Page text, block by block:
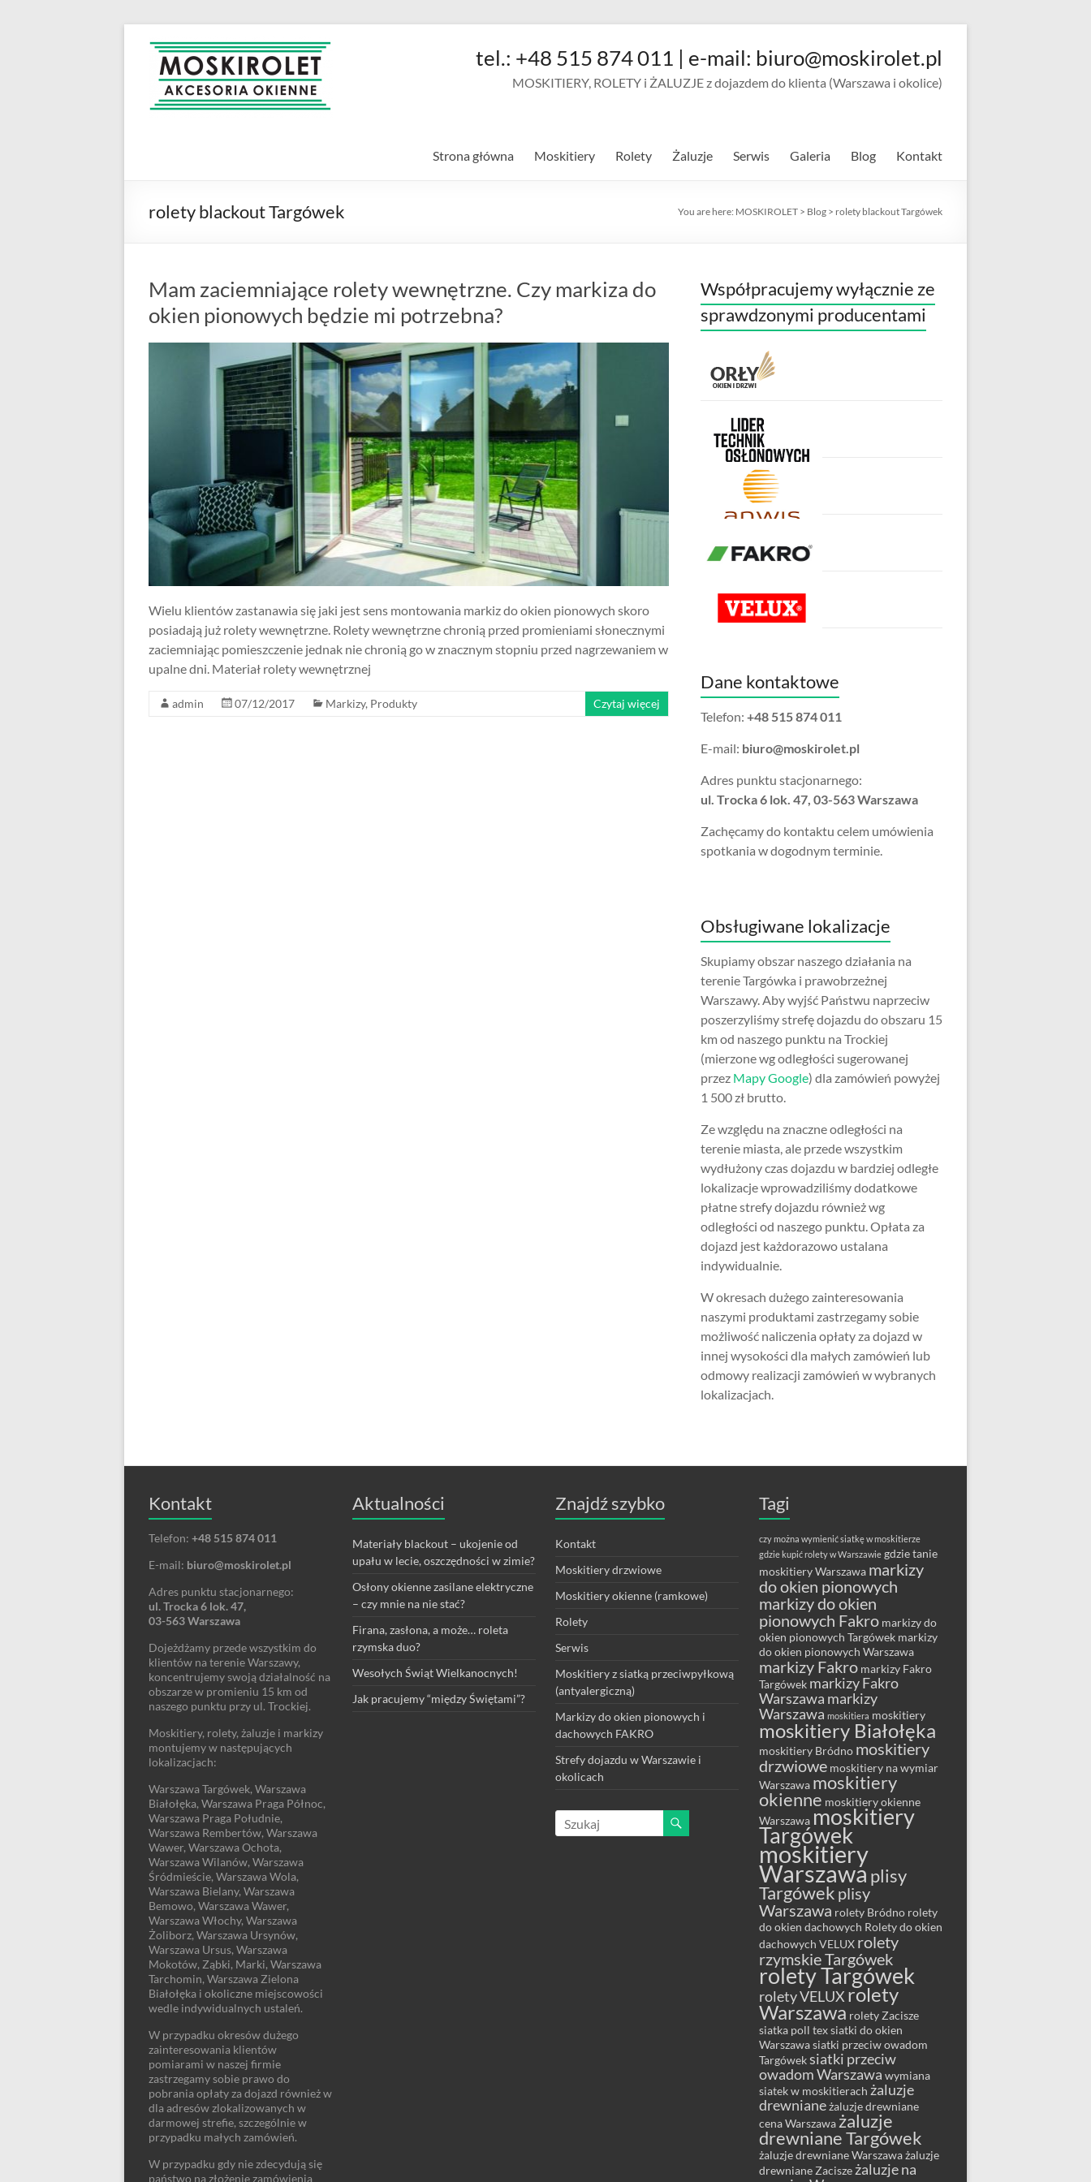
contentMOSKIROLET
siatki na
owady |
moskitiery
okienne |
drzwiowe
tel.: +48 515 874 011 | e-mail: biuro@moskirolet.pl
MOSKITIERY, ROLETY i ŻALUZJE z dojazdem do klienta (Warszawa i okolice)
Strona główna Moskitiery Rolety Żaluzje Serwis Galeria Blog Kontakt
rolety blackout Targówek You are here: MOSKIROLET > Blog > rolety blackout Targówek
Mam zaciemniające rolety wewnętrzne. Czy markiza do
okien pionowych będzie mi potrzebna?
Wielu klientów zastanawia się jaki jest sens montowania markiz do okien pionowych skoro
posiadają już rolety wewnętrzne. Rolety wewnętrzne chronią przed promieniami słonecznymi
zaciemniając pomieszczenie jednak nie chronią go w znacznym stopniu przed nagrzewaniem w
upalne dni. Materiał rolety wewnętrznej
admin 07/12/2017 Markizy, Produkty Czytaj więcej
Współpracujemy wyłącznie ze
sprawdzonymi producentami
Dane kontaktowe
Telefon: +48 515 874 011
E-mail: biuro@moskirolet.pl
Adres punktu stacjonarnego:
ul. Trocka 6 lok. 47, 03-563 Warszawa
Zachęcamy do kontaktu celem umówienia
spotkania w dogodnym terminie.
Obsługiwane lokalizacje
Skupiamy obszar naszego działania na
terenie Targówka i prawobrzeżnej
Warszawy. Aby wyjść Państwu naprzeciw
poszerzyliśmy strefę dojazdu do obszaru 15
km od naszego punktu na Trockiej
(mierzone wg odległości sugerowanej
przez Mapy Google) dla zamówień powyżej
1 500 zł brutto.
Ze względu na znaczne odległości na
terenie miasta, ale przede wszystkim
wydłużony czas dojazdu w bardziej odległe
lokalizacje wprowadziliśmy dodatkowe
płatne strefy dojazdu również wg
odległości od naszego punktu. Opłata za
dojazd jest każdorazowo ustalana
indywidualnie.
W okresach dużego zainteresowania
naszymi produktami zastrzegamy sobie
możliwość naliczenia opłaty za dojazd w
innej wysokości dla małych zamówień lub
odmowy realizacji zamówień w wybranych
lokalizacjach.
Kontakt
Telefon: +48 515 874 011
E-mail: biuro@moskirolet.pl
Adres punktu stacjonarnego:
ul. Trocka 6 lok. 47,
03-563 Warszawa
Dojeżdżamy przede wszystkim do
klientów na terenie Warszawy,
koncentrujemy swoją działalność na
obszarze w promieniu 15 km od
naszego punktu przy ul. Trockiej.
Moskitiery, rolety, żaluzje i markizy
montujemy w następujących
lokalizacjach:
Warszawa Targówek, Warszawa
Białołęka, Warszawa Praga Północ,
Warszawa Praga Południe,
Warszawa Rembertów, Warszawa
Wawer, Warszawa Ochota,
Warszawa Wilanów, Warszawa
Śródmieście, Warszawa Wola,
Warszawa Bielany, Warszawa
Bemowo, Warszawa Wawer,
Warszawa Włochy, Warszawa
Żoliborz, Warszawa Ursynów,
Warszawa Ursus, Warszawa
Mokotów, Ząbki, Marki, Warszawa
Tarchomin, Warszawa Zielona
Białołęka i okoliczne miejscowości
wedle indywidualnych ustaleń.
W przypadku okresów dużego
zainteresowania klientów
pomiarami w naszej firmie
zastrzegamy sobie prawo do
pobrania opłaty za dojazd również w
dla adresów zlokalizowanych w
darmowej strefie, szczególnie w
przypadku małych zamówień.
W przypadku gdy nie zdecydują się
państwo na złożenie zamówienia
Aktualności
Materiały blackout – ukojenie od
upału w lecie, oszczędności w zimie?
Osłony okienne zasilane elektryczne
– czy mnie na nie stać?
Firana, zasłona, a może… roleta
rzymska duo?
Wesołych Świąt Wielkanocnych!
Jak pracujemy “między Świętami”?
Znajdź szybko
Kontakt
Moskitiery drzwiowe
Moskitiery okienne (ramkowe)
Rolety
Serwis
Moskitiery z siatką przeciwpyłkową
(antyalergiczną)
Markizy do okien pionowych i
dachowych FAKRO
Strefy dojazdu w Warszawie i
okolicach
Tagi
czy można wymienić siatkę w moskitierze
gdzie kupić rolety w Warszawie gdzie tanie
moskitiery Warszawa markizy
do okien pionowych
markizy do okien
pionowych Fakro markizy do
okien pionowych Targówek markizy
do okien pionowych Warszawa
markizy Fakro markizy Fakro
Targówek markizy Fakro
Warszawa markizy
Warszawa moskitiera moskitiery
moskitiery Białołęka
moskitiery Bródno moskitiery
drzwiowe moskitiery na wymiar
Warszawa moskitiery
okienne moskitiery okienne
Warszawa moskitiery
Targówek
moskitiery
Warszawa plisy
Targówek plisy
Warszawa rolety Bródno rolety
do okien dachowych Rolety do okien
dachowych VELUX rolety
rzymskie Targówek
rolety Targówek
rolety VELUX rolety
Warszawa rolety Zacisze
siatka poll tex siatki do okien
Warszawa siatki przeciw owadom
Targówek siatki przeciw
owadom Warszawa wymiana
siatek w moskitierach żaluzje
drewniane żaluzje drewniane
cena Warszawa żaluzje
drewniane Targówek
żaluzje drewniane Warszawa żaluzje
drewniane Zacisze żaluzje na